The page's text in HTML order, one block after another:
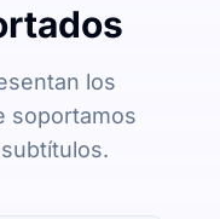
los
soportamos